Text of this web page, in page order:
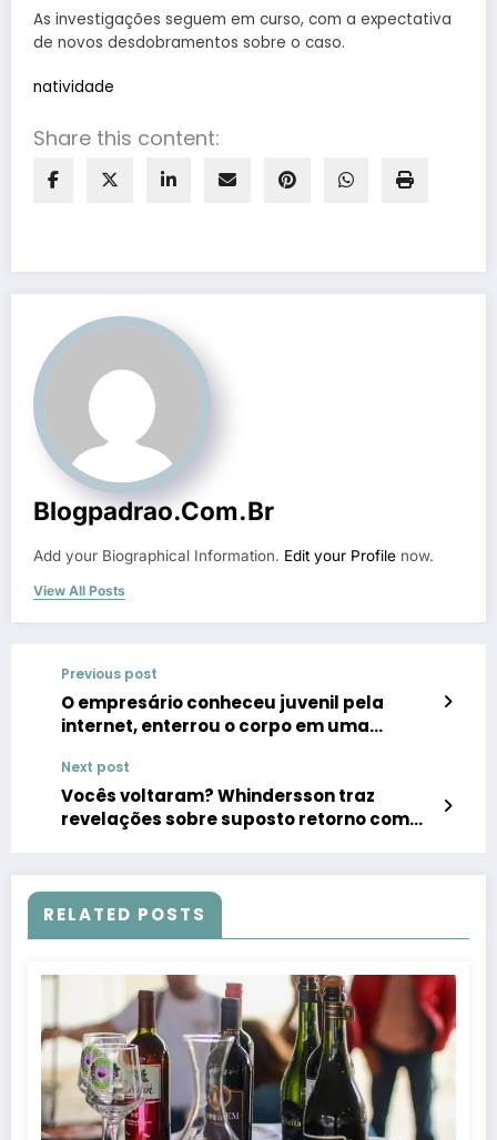
As investigações seguem em curso, com a expectativa
de novos desdobramentos sobre o caso.
natividade
Share this content:
Blogpadrao.com.br
Add your Biographical Information. Edit your Profile now.
View All Posts
Previous post
O empresário conheceu juvenil pela
internet, enterrou o corpo em uma
Matrimoniar
Next post
Vocês voltaram? Whindersson traz
revelações sobre suposto retorno com
RELATED POSTS